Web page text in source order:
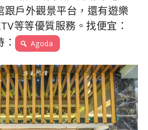
跟戶外觀景平台，還有遊樂
等等優質服務。找便宜：
Agoda